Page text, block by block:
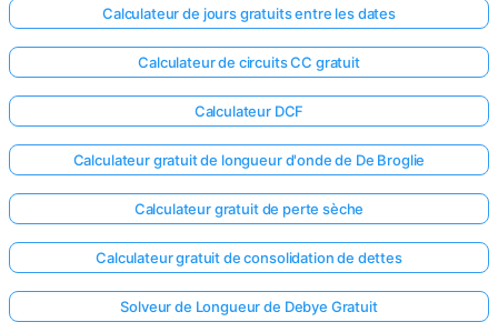
Calculateur de jours gratuits entre les dates
Calculateur de circuits CC gratuit
Calculateur DCF
Calculateur gratuit de longueur d'onde de De Broglie
Calculateur gratuit de perte sèche
Calculateur gratuit de consolidation de dettes
Solveur de Longueur de Debye Gratuit